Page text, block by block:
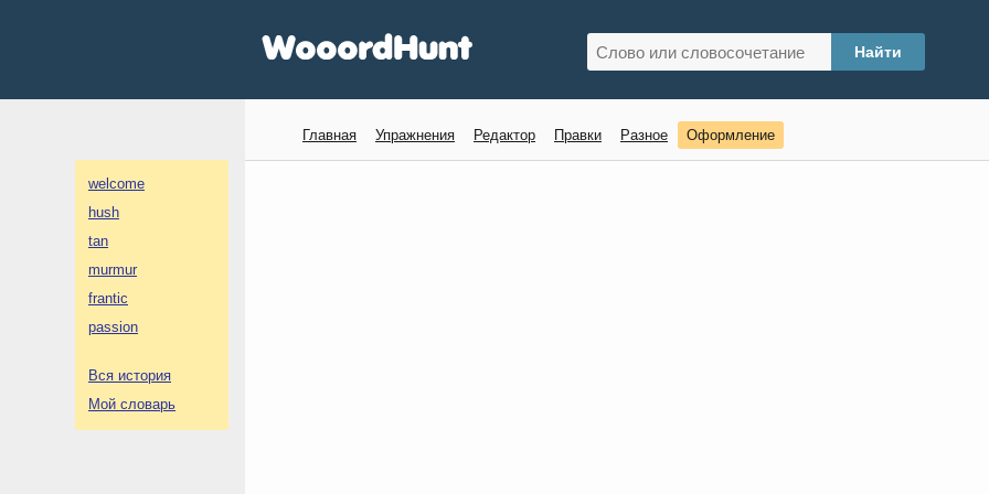
welcome
hush
tan
murmur
frantic
passion
Вся история
Мой словарь
Главная Упражнения Редактор Правки Разное Оформление